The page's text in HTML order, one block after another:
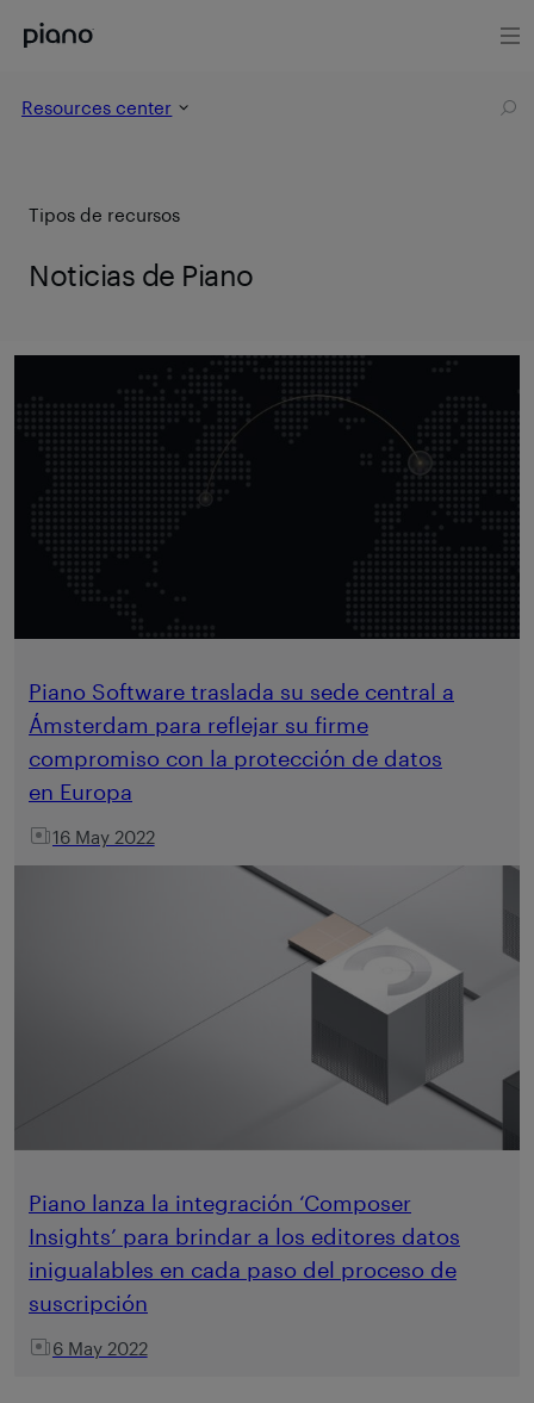
Resources center
Tipos de recursos
Noticias de Piano
Piano Software traslada su sede central a
Ámsterdam para reflejar su firme
compromiso con la protección de datos
en Europa
16 May 2022
Piano lanza la integración ‘Composer
Insights’ para brindar a los editores datos
inigualables en cada paso del proceso de
suscripción
6 May 2022